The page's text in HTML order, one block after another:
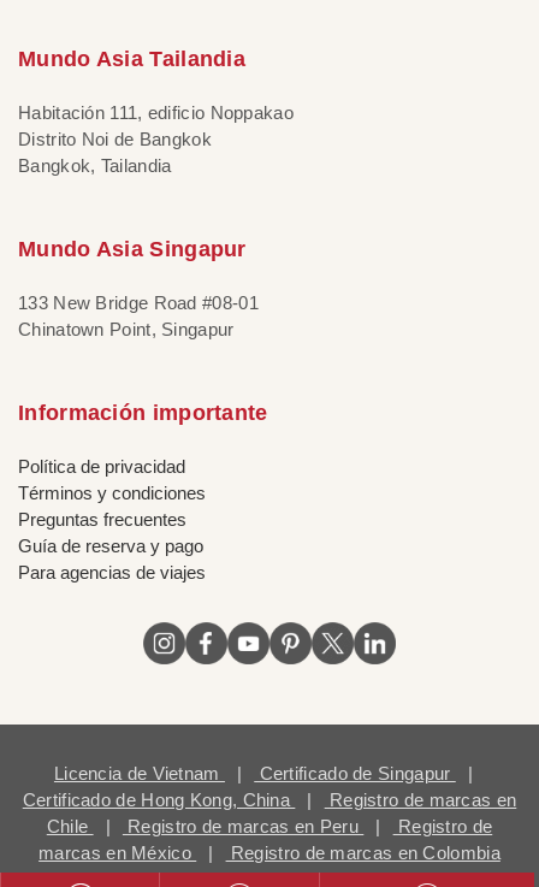
Mundo Asia Tailandia
Habitación 111, edificio Noppakao
Distrito Noi de Bangkok
Bangkok, Tailandia
Mundo Asia Singapur
133 New Bridge Road #08-01
Chinatown Point, Singapur
Información importante
Política de privacidad
Términos y condiciones
Preguntas frecuentes
Guía de reserva y pago
Para agencias de viajes
Licencia de Vietnam | Certificado de Singapur
|
Certificado de Hong Kong, China
|
Registro de marcas en
Chile
| Registro de marcas en Peru |
Registro de
marcas en México
| Registro de marcas en Colombia